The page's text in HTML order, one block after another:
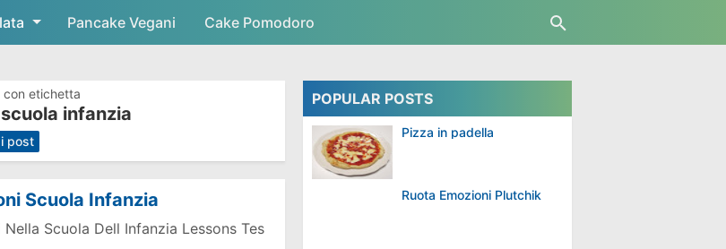
Skip to main content
Pancake Vegani Cake Pomodoro
con etichetta
infanzia
post
Scuola Infanzia
Nella Scuola Dell Infanzia Lessons Tes
POPULAR POSTS
Pizza in padella
Ruota Emozioni Plutchik